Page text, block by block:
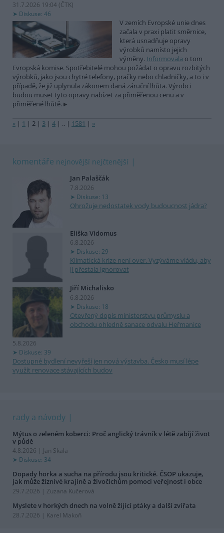
31.7.2026 19:04 (ČTK)
Diskuse: 46
V zemích Evropské unie dnes
začala v praxi platit směrnice,
která usnadňuje opravy
výrobků namísto jejich
výměny. Informovala o tom
Evropská komise. Spotřebitelé mohou požádat o opravu rozbitých
výrobků, jako jsou chytré telefony, pračky nebo chladničky, a to i v
případě, že již uplynula zákonem daná záruční lhůta. Výrobci
budou muset tyto opravy nabízet za přiměřenou cenu a v
přiměřené lhůtě.
« | 1 | 2 | 3 | 4 | .. | 1581 | »
komentáře nejnovější nejčtenější
Jan Palaščák
7.8.2026
Diskuse: 13
Ohrožuje nedostatek vody budoucnost jádra?
Eliška Vidomus
6.8.2026
Diskuse: 29
Klimatická krize není over. Vyzýváme vládu, aby
ji přestala ignorovat
Jiří Michalisko
6.8.2026
Diskuse: 18
Otevřený dopis ministerstvu průmyslu a
obchodu ohledně sanace odvalu Heřmanice
5.8.2026
Diskuse: 39
Dostupné bydlení nevyřeší jen nová výstavba. Česko musí lépe
využít renovace stávajících budov
rady a návody
Mýtus o zeleném koberci: Proč anglický trávník v létě zabíjí život
v půdě
4.8.2026 | Jan Skala
Diskuse: 34
Dopady horka a sucha na přírodu jsou kritické. ČSOP ukazuje,
jak může žíznivé krajině a živočichům pomoci veřejnost i obce
29.7.2026 | Zuzana Kučerová
Myslete v horkých dnech na volně žijící ptáky a další zvířata
28.7.2026 | Karel Makoň